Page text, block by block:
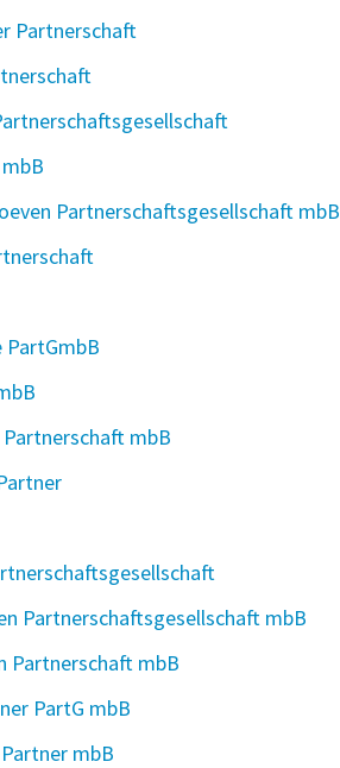
Partnerschaft
Partnerschaftsgesellschaft mbB
PartGmbB
mbB
Partnerschaftsgesellschaft mbB
Partnerschaft mbB
PartG mbB
mbB